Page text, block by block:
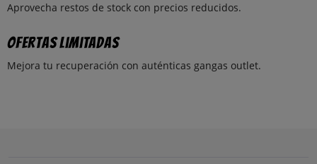
Aprovecha restos de stock con precios reducidos.
Ofertas limitadas
Mejora tu recuperación con auténticas gangas outlet.